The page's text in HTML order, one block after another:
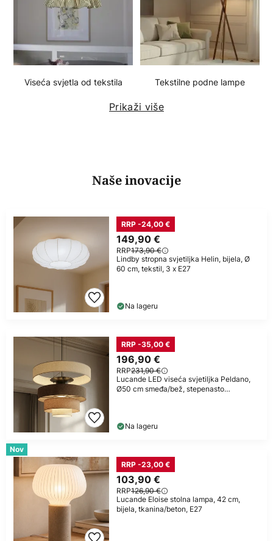
Viseća svjetla od tekstila Tekstilne podne lampe
Prikaži više
Naše inovacije
149,90 €
RRP173,90 €
RRP -24,00 €
Lindby stropna svjetiljka Helin, bijela, Ø
60 cm, tekstil, 3 x E27
Na lageru
196,90 €
RRP231,90 €
RRP -35,00 €
Lucande LED viseća svjetiljka Peldano,
Ø50 cm smeđa/bež, stepenasto
Na lageru
Nov
103,90 €
RRP126,90 €
RRP -23,00 €
Lucande Eloise stolna lampa, 42 cm,
bijela, tkanina/beton, E27